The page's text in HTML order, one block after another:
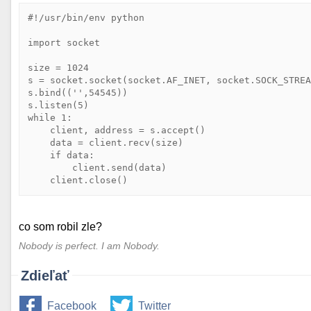
#!/usr/bin/env python
import socket
size = 1024
s = socket.socket(socket.AF_INET,
s.bind(('',54545))
s.listen(5)
while 1:
    client, address = s.accept()
    data = client.recv(size)
    if data:
        client.send(data)
co som robil zle?
Nobody is perfect. I am Nobody.
Zdieľať
Facebook Twitter